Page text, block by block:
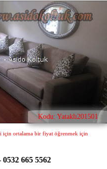
Kodu: Yataklı201501
için ortalama bir fiyat öğrenmek için
0532 665 5562